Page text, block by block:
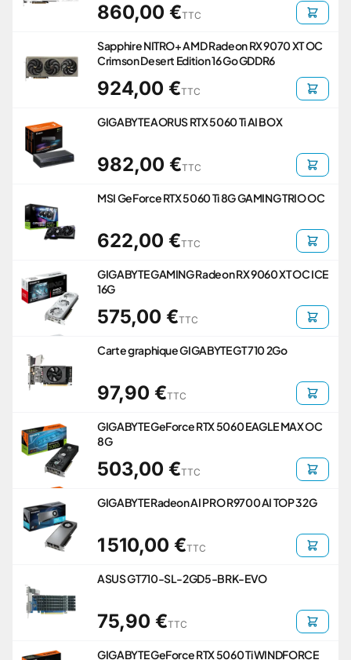
860,00 €TTC
Sapphire NITRO+ AMD Radeon RX 9070 XT OC
Crimson Desert Edition 16 Go GDDR6
924,00 €TTC
GIGABYTE AORUS RTX 5060 Ti AI BOX
982,00 €TTC
MSI GeForce RTX 5060 Ti 8G GAMING TRIO OC
622,00 €TTC
GIGABYTE GAMING Radeon RX 9060 XT OC ICE
16G
575,00 €TTC
Carte graphique GIGABYTE GT 710 2Go
97,90 €TTC
GIGABYTE GeForce RTX 5060 EAGLE MAX OC
8G
503,00 €TTC
GIGABYTE Radeon AI PRO R9700 AI TOP 32G
1 510,00 €TTC
ASUS GT710-SL-2GD5-BRK-EVO
75,90 €TTC
GIGABYTE GeForce RTX 5060 Ti WINDFORCE